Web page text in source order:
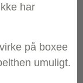
har
på boxee
umuligt.